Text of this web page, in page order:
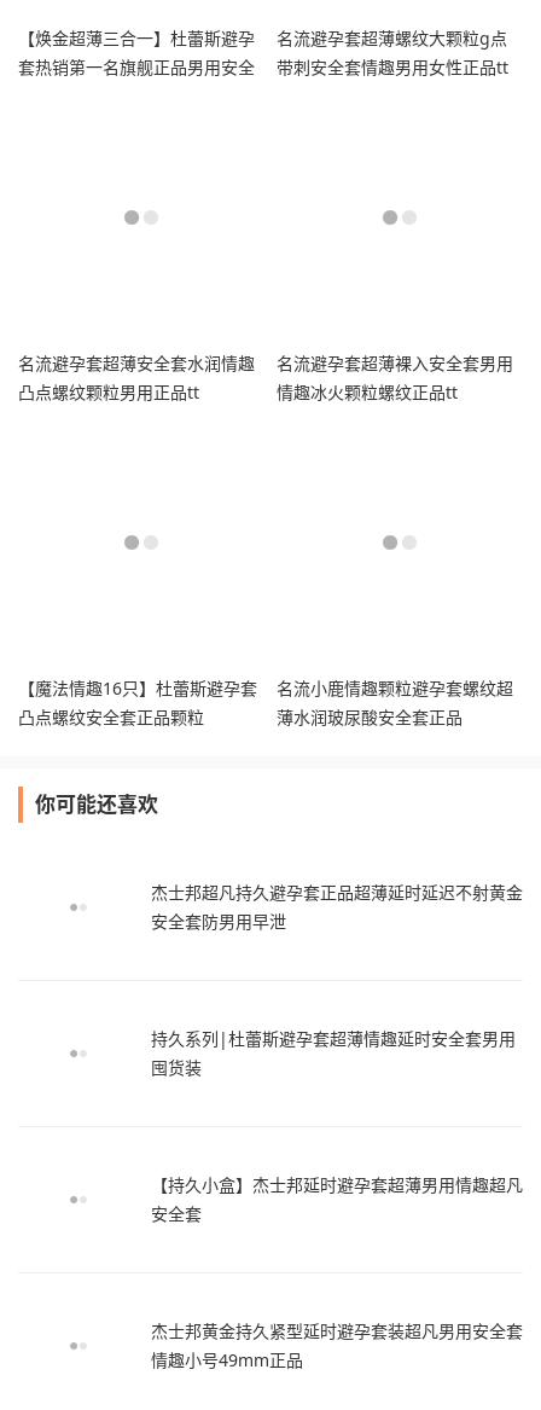
【焕金超薄三合一】杜蕾斯避孕
套热销第一名旗舰正品男用安全
名流避孕套超薄螺纹大颗粒g点
带刺安全套情趣男用女性正品tt
名流避孕套超薄安全套水润情趣
凸点螺纹颗粒男用正品tt
名流避孕套超薄裸入安全套男用
情趣冰火颗粒螺纹正品tt
【魔法情趣16只】杜蕾斯避孕套
凸点螺纹安全套正品颗粒
名流小鹿情趣颗粒避孕套螺纹超
薄水润玻尿酸安全套正品
你可能还喜欢
杰士邦超凡持久避孕套正品超薄延时延迟不射黄金
安全套防男用早泄
持久系列|杜蕾斯避孕套超薄情趣延时安全套男用
囤货装
【持久小盒】杰士邦延时避孕套超薄男用情趣超凡
安全套
杰士邦黄金持久紧型延时避孕套装超凡男用安全套
情趣小号49mm正品